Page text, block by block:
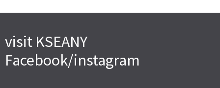
visit KSEANY
Facebook/instagram